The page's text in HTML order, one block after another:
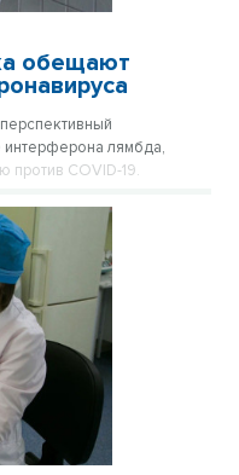
обещают
интерферона лямбда,
против COVID-19.